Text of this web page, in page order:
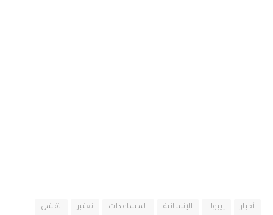
أخبار إيبولا الإنسانية المساعدات تعتبر تفشي